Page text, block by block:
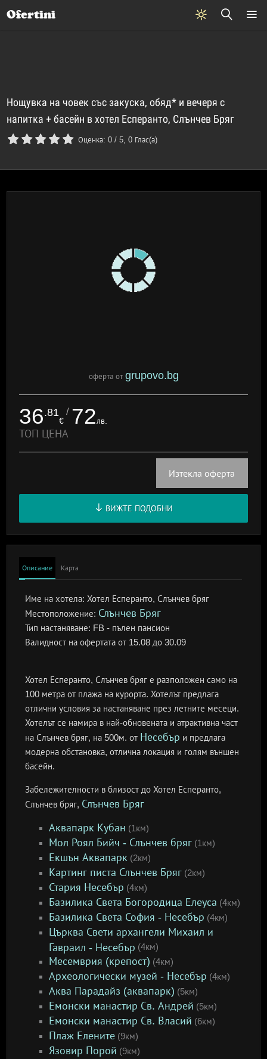
Ofertini
Нощувка на човек със закуска, обяд* и вечеря с
напитка + басейн в хотел Есперанто, Слънчев Бряг
Оценка:0 /5,0 Глас(а)
оферта от grupovo.bg
36.81
€
/ 72лв.
ТОП ЦЕНА
Изтекла оферта
ВИЖТЕ ПОДОБНИ
Описание Карта
Име на хотела: Хотел Есперанто, Слънчев бряг
Местоположение: Слънчев Бряг
Тип настаняване: FB - пълен пансион
Валидност на офертатаот 15.08 до 30.09
Хотел Есперанто, Слънчев бряг е разположен само на
100 метра от плажа на курорта. Хотелът предлага
отлични условия за настаняване през летните месеци.
Хотелът се намира в най-обновената и атрактивна част
на Слънчев бряг, на 500м. от Несебър и предлага
модерна обстановка, отлична локация и голям външен
басейн.
Забележителности в близост до Хотел Есперанто,
Слънчев бряг, Слънчев Бряг
Аквапарк Кубан (1км)
Мол Роял Бийч - Слънчев бряг (1км)
Екшън Аквапарк (2км)
Картинг писта Слънчев Бряг (2км)
Стария Несебър (4км)
Базилика Света Богородица Елеуса (4км)
Базилика Света София - Несебър (4км)
Църква Свети архангели Михаил и
Гавраил - Несебър (4км)
Месемврия (крепост) (4км)
Археологически музей - Несебър (4км)
Аква Парадайз (аквапарк) (5км)
Емонски манастир Св. Андрей (5км)
Емонски манастир Св. Власий (6км)
Плаж Елените (9км)
Язовир Порой (9км)